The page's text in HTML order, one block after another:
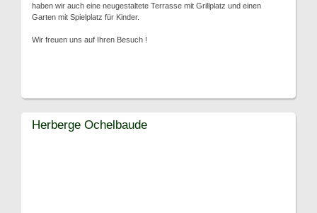
haben wir auch eine neugestaltete Terrasse mit Grillplatz und einen
Garten mit Spielplatz für Kinder.
Wir freuen uns auf Ihren Besuch !
Herberge Ochelbaude